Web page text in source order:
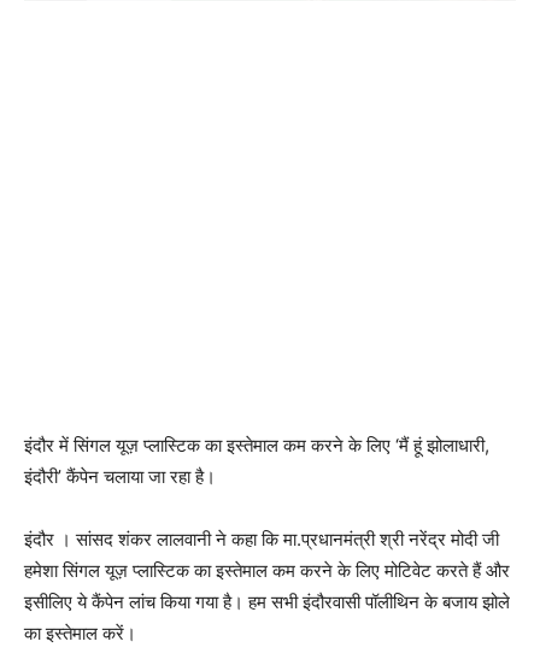
इंदौर में सिंगल यूज़ प्लास्टिक का इस्तेमाल कम करने के लिए ‘मैं हूं झोलाधारी,
इंदौरी’ कैंपेन चलाया जा रहा है।
इंदौर । सांसद शंकर लालवानी ने कहा कि मा.प्रधानमंत्री श्री नरेंद्र मोदी जी
हमेशा सिंगल यूज़ प्लास्टिक का इस्तेमाल कम करने के लिए मोटिवेट करते हैं और
इसीलिए ये कैंपेन लांच किया गया है। हम सभी इंदौरवासी पॉलीथिन के बजाय झोले
का इस्तेमाल करें।